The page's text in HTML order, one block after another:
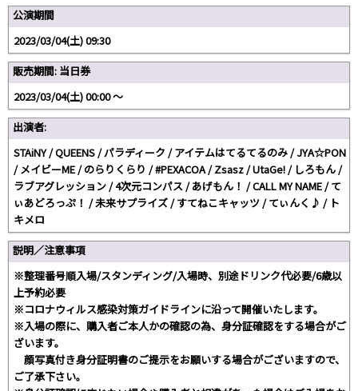
公演期間
2023/03/04(土) 09:30
販売期間: 当日券
2023/03/04(土) 00:00 〜
出演者:
STAiNY / QUEENS / パラディーク / アイテムはてるてるのみ / JYA☆PON
/ メイビーME / のらりくらり / #PEXACOA / Zsasz / UtaGe! / しろもん /
ラブアグレッション / 4次元コンパス / あげもん！ / CALL MY NAME / て
ぃあどろっぷ！ / 未来サプライズ / すてねこキャッツ / てぃんく♪ / ト
キメロ
説明／注意事項
※整理番号順入場/スタンディング/入場時、別途ドリンク代必要/6歳以
上予約必要
※コロナウィルス感染対策ガイドラインに沿って開催いたします。
※入場の際に、購入者ご本人かの確認の為、身分証確認をする場合がご
ざいます。
顔写真付き身分証明書のご提示をお願いする場合がございますので、
ご了承下さい。